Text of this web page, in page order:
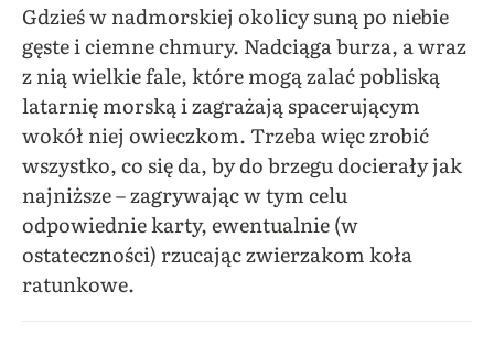
Gdzieś w nadmorskiej okolicy suną po niebie
gęste i ciemne chmury. Nadciąga burza, a wraz
z nią wielkie fale, które mogą zalać pobliską
latarnię morską i zagrażają spacerującym
wokół niej owieczkom. Trzeba więc zrobić
wszystko, co się da, by do brzegu docierały jak
najniższe – zagrywając w tym celu
odpowiednie karty, ewentualnie (w
ostateczności) rzucając zwierzakom koła
ratunkowe.